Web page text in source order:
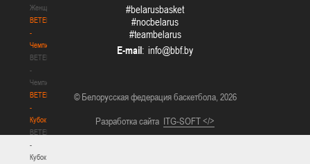
Женщины
BETERA
-
Чемпионат
BETERA
-
Чемпионат
BETERA
-
Кубок
BETERA
-
Кубок
#belarusbasket
#nocbelarus
#teambelarus
E-mail :
© Белорусская федерация баскетбола, 2026
Разработка сайта ITG-SOFT </>